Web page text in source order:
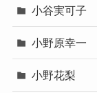
小谷実可子
小野原幸一
小野花梨